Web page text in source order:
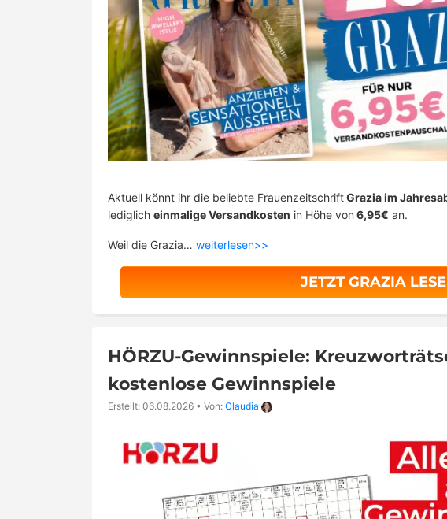
Aktuell könnt ihr die beliebte FrauenzeitschriftGrazia im
lediglich einmalige Versandkosten in Höhe von 6,95€ an.
Weil die Grazia… weiterlesen>>
JETZT GRAZIA
HÖRZU-Gewinnspiele:
kostenlose Gewinnspiele
Erstellt: 06.08.2026 • Von: Claudia